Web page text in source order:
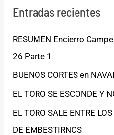
Entradas recientes
RESUMEN Encierro
26 Parte 1
BUENOS CORTES en
EL TORO SE ESCONDE Y
EL TORO SALE ENTRE
DE EMBESTIRNOS